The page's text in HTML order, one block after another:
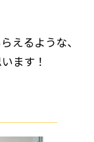
えるような、
ます！